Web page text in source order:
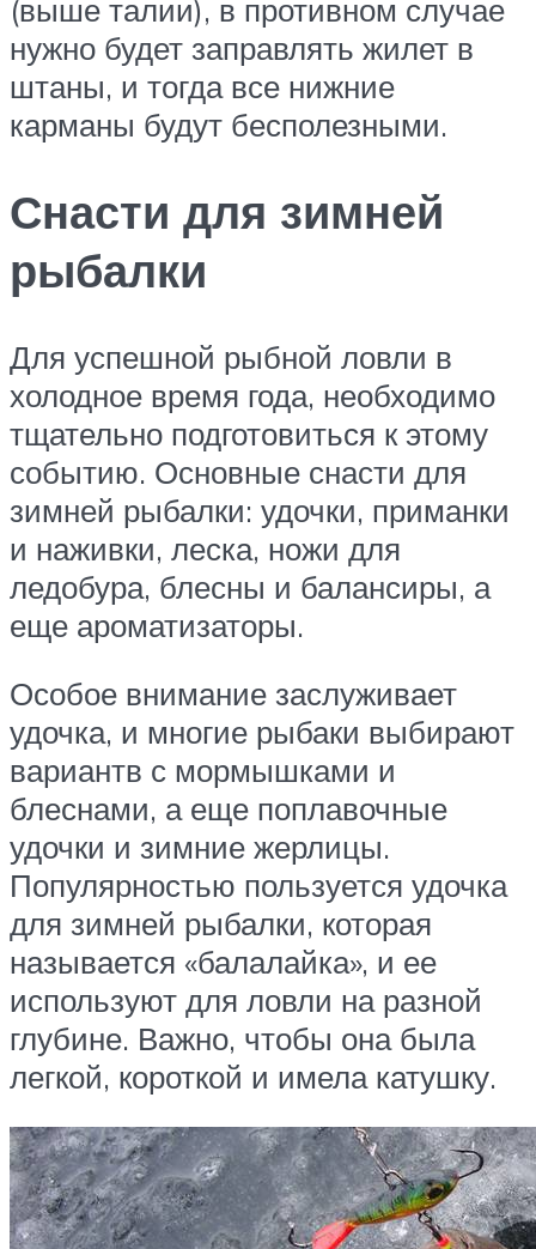
(выше талии), в противном случае
нужно будет заправлять жилет в
штаны, и тогда все нижние
карманы будут бесполезными.
Снасти для зимней
рыбалки
Для успешной рыбной ловли в
холодное время года, необходимо
тщательно подготовиться к этому
событию. Основные снасти для
зимней рыбалки: удочки, приманки
и наживки, леска, ножи для
ледобура, блесны и балансиры, а
еще ароматизаторы.
Особое внимание заслуживает
удочка, и многие рыбаки выбирают
вариантв с мормышками и
блеснами, а еще поплавочные
удочки и зимние жерлицы.
Популярностью пользуется удочка
для зимней рыбалки, которая
называется «балалайка», и ее
используют для ловли на разной
глубине. Важно, чтобы она была
легкой, короткой и имела катушку.